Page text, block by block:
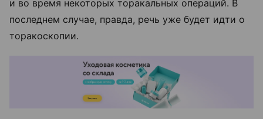
и во время некоторых торакальных операций. В
последнем случае, правда, речь уже будет идти о
торакоскопии.